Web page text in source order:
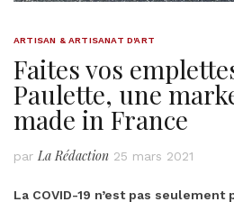
ARTISAN & ARTISANAT D'ART
Faites vos
Paulette, une
made in France
par La Rédaction 25 mars 2021
La COVID-19 n’est pas